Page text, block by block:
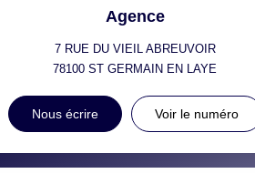
Agence
7 RUE DU VIEIL ABREUVOIR
78100ST GERMAIN EN LAYE
Nous écrire Voir le numéro